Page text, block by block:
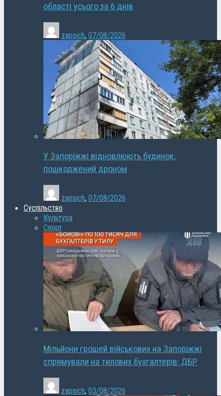
області усього за 6 днів
zapsich, 07/08/2026
У Запоріжжі відновлюють будинок,
пошкоджений дроном
zapsich, 07/08/2026
Суспільство
Культура
Спорт
Мільйони грошей військових на Запоріжжі
спрямували на тилових бухгалтерів: ДБР
zapsich, 03/08/2026